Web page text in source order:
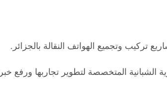
تركيب وتجميع الهواتف النقالة بالجزائر.
الشبانية المتخصصة لتطوير تجاربها ورفع